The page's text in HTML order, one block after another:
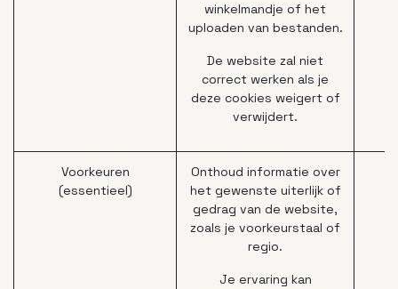
winkelmandje of het
uploaden van bestanden.
De website zal niet
correct werken als je
deze cookies weigert of
verwijdert.
Voorkeuren
(essentieel)
Onthoud informatie over
het gewenste uiterlijk of
gedrag van de website,
zoals je voorkeurstaal of
regio.
Je ervaring kan